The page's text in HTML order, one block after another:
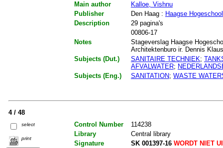
Main author
Kalloe, Vishnu
Publisher
Den Haag : Haagse Hogeschool
Description
29 pagina's
00806-17
Notes
Stageverslag Haagse
Architektenburo ir. Dennis
Subjects (Dut.)
SANITAIRE TECHNIEK;
AFVALWATER;
Subjects (Eng.)
SANITATION; WASTE
4 / 48
select
print
Control Number
114238
Library
Central library
Signature
SK 001397-16WORDT NIET